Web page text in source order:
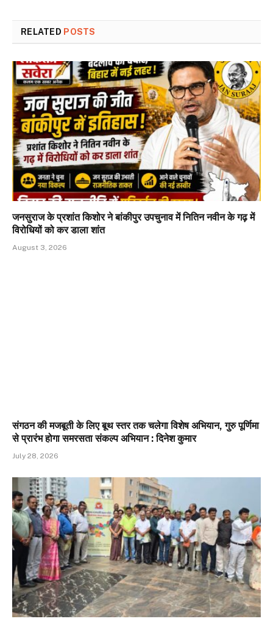
RELATED POSTS
जनसुराज के प्रशांत किशोर ने बांकीपुर उपचुनाव में नितिन नवीन के गढ़ में
विरोधियों को कर डाला शांत
August 3, 2026
संगठन की मजबूती के लिए बूथ स्तर तक चलेगा विशेष अभियान, गुरु पूर्णिमा
से प्रारंभ होगा समरसता संकल्प अभियान : दिनेश कुमार
July 28, 2026